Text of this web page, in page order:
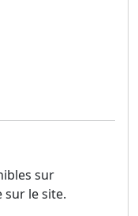
sur
sur le site.